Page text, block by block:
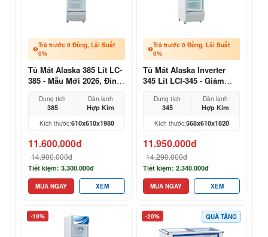
Trả trước 0 Đồng, Lãi Suất
0%
Tủ Mát Alaska 385 Lít LC-
385 - Mẫu Mới 2026, Đỉnh
Dung tích
385
Dàn lạnh
Hợp Kim
Kích thước:610x610x1980
11.600.000đ
14.900.000đ
Tiết kiệm: 3.300.000đ
MUA NGAY XEM
Trả trước 0 Đồng, Lãi Suất
0%
Tủ Mát Alaska Inverter
345 Lít LCI-345 - Giảm
Dung tích
345
Dàn lạnh
Hợp Kim
Kích thước:568x610x1820
11.950.000đ
14.290.000đ
Tiết kiệm: 2.340.000đ
MUA NGAY XEM
-19% -20% QUÀ TẶNG